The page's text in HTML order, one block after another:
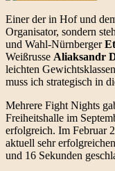
Einer der in Hof und
Organisator, sondern
und Wahl-Nürnberger
Weißrusse Aliaksandr
leichten
muss ich strategisch in
Mehrere Fight Nights
Freiheitshalle im
erfolgreich. Im Februar
aktuell sehr erfolgreichen
und 16 Sekunden